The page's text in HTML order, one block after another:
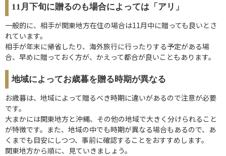
11月下旬に贈るのも場合によっては「アリ」
一般的に、相手が関東地方在住の場合は11月中に贈っても良いとさ
れています。
相手が年末に帰省したり、海外旅行に行ったりする予定がある場
合、早めに贈っておく方が、かえって都合が良いこともあります。
地域によってお歳暮を贈る時期が異なる
お歳暮は、地域によって贈るべき時期に違いがあるので注意が必要
です。
大まかには関東地方と沖縄、その他の地域で大きく分けられること
が特徴です。また、地域の中でも時期が異なる場合もあるので、あ
くまでも目安にしつつ、事前に確認することをおすすめします。
関東地方から順に、見ていきましょう。